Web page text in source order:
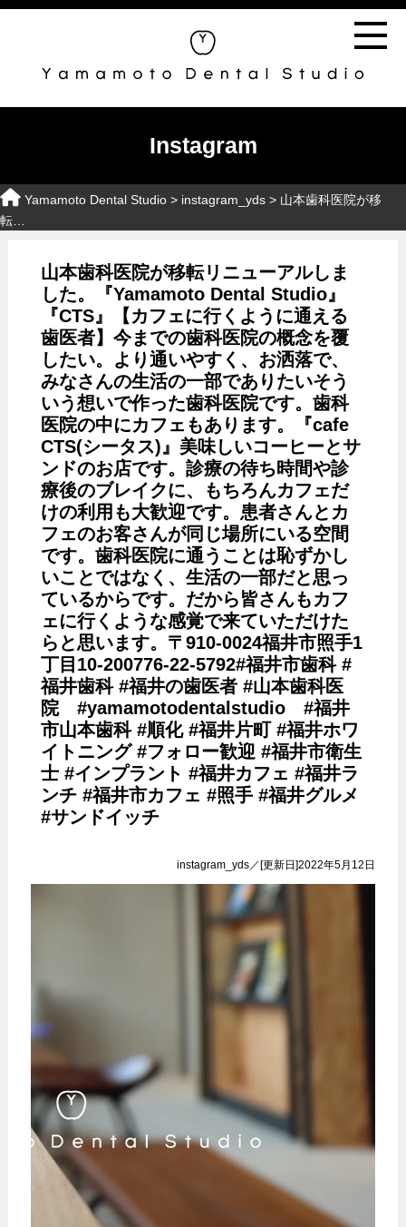
Instagram
Yamamoto Dental Studio > instagram_yds > 山本歯科医院が移
転…
山本歯科医院が移転リニューアルしま
した。『Yamamoto Dental Studio』️
『CTS』【カフェに行くように通える
歯医者】今までの歯科医院の概念を覆
したい。より通いやすく、お洒落で、
みなさんの生活の一部でありたいそう
いう想いで作った歯科医院です。歯科
医院の中にカフェもあります。『cafe
CTS(シータス)』美味しいコーヒーとサ
ンドのお店です。診療の待ち時間や診
療後のブレイクに、もちろんカフェだ
けの利用も大歓迎です。患者さんとカ
フェのお客さんが同じ場所にいる空間
です。歯科医院に通うことは恥ずかし
いことではなく、生活の一部だと思っ
ているからです。だから皆さんもカフ
ェに行くような感覚で来ていただけた
らと思います。〒910-0024福井市照手1
丁目10-20︎0776-22-5792#福井市歯科 #
福井歯科 #福井の歯医者 #山本歯科医
院 #yamamotodentalstudio #福井
市山本歯科 #順化 #福井片町 #福井ホワ
イトニング #フォロー歓迎 #福井市衛生
士 #インプラント #福井カフェ #福井ラ
ンチ #福井市カフェ #照手 #福井グルメ
#サンドイッチ
instagram_yds／[更新日]2022年5月12日